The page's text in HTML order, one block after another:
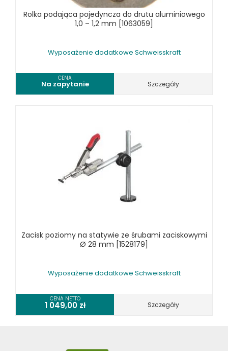
Rolka podająca pojedyncza do drutu aluminiowego
1,0 – 1,2 mm [1063059]
Wyposażenie dodatkowe Schweisskraft
CENA
Na zapytanie Szczegóły
Zacisk poziomy na statywie ze śrubami zaciskowymi
Ø 28 mm [1528179]
Wyposażenie dodatkowe Schweisskraft
CENA NETTO
1 049,00 zł Szczegóły